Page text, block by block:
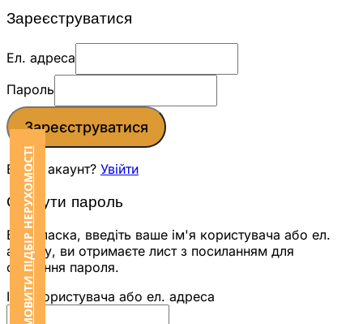
ЗАМОВИТИ ПІДБІР НЕРУХОМОСТІ
Зареєструватися
Ел. адреса
Пароль
Зареєструватися
Вже є акаунт? Увійти
Скинути пароль
Будь ласка, введіть ваше ім'я користувача або ел.
адресу, ви отримаєте лист з посиланням для
скидання пароля.
Ім'я користувача або ел. адреса